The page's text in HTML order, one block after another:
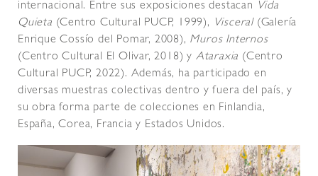
internacional. Entre sus exposiciones destacan
Vida
Quieta (Centro Cultural PUCP, 1999), Visceral (Galería
Enrique Cossío del Pomar, 2008), Muros Internos
(Centro Cultural El Olivar, 2018) y Ataraxia (Centro
Cultural PUCP, 2022). Además, ha participado en
diversas muestras colectivas dentro y fuera del país, y
su obra forma parte de colecciones en Finlandia,
España, Corea, Francia y Estados Unidos.